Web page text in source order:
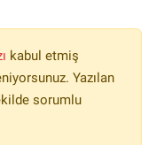
kabul etmiş
Yazılan
sorumlu